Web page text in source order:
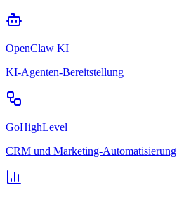
OpenClaw KI
KI-Agenten-Bereitstellung
GoHighLevel
CRM und Marketing-Automatisierung